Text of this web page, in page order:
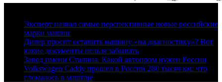
Эксперт назвал самые перспективные новые российские
марки машин
Дилер просит оставить машину «на диагностику»? Вот
какие документы нельзя забывать
Завод имени Сталина. Какой автопром нужен России
Volkswagen Caddy прошел в России 280 тысяч км: что
сломалось в машине